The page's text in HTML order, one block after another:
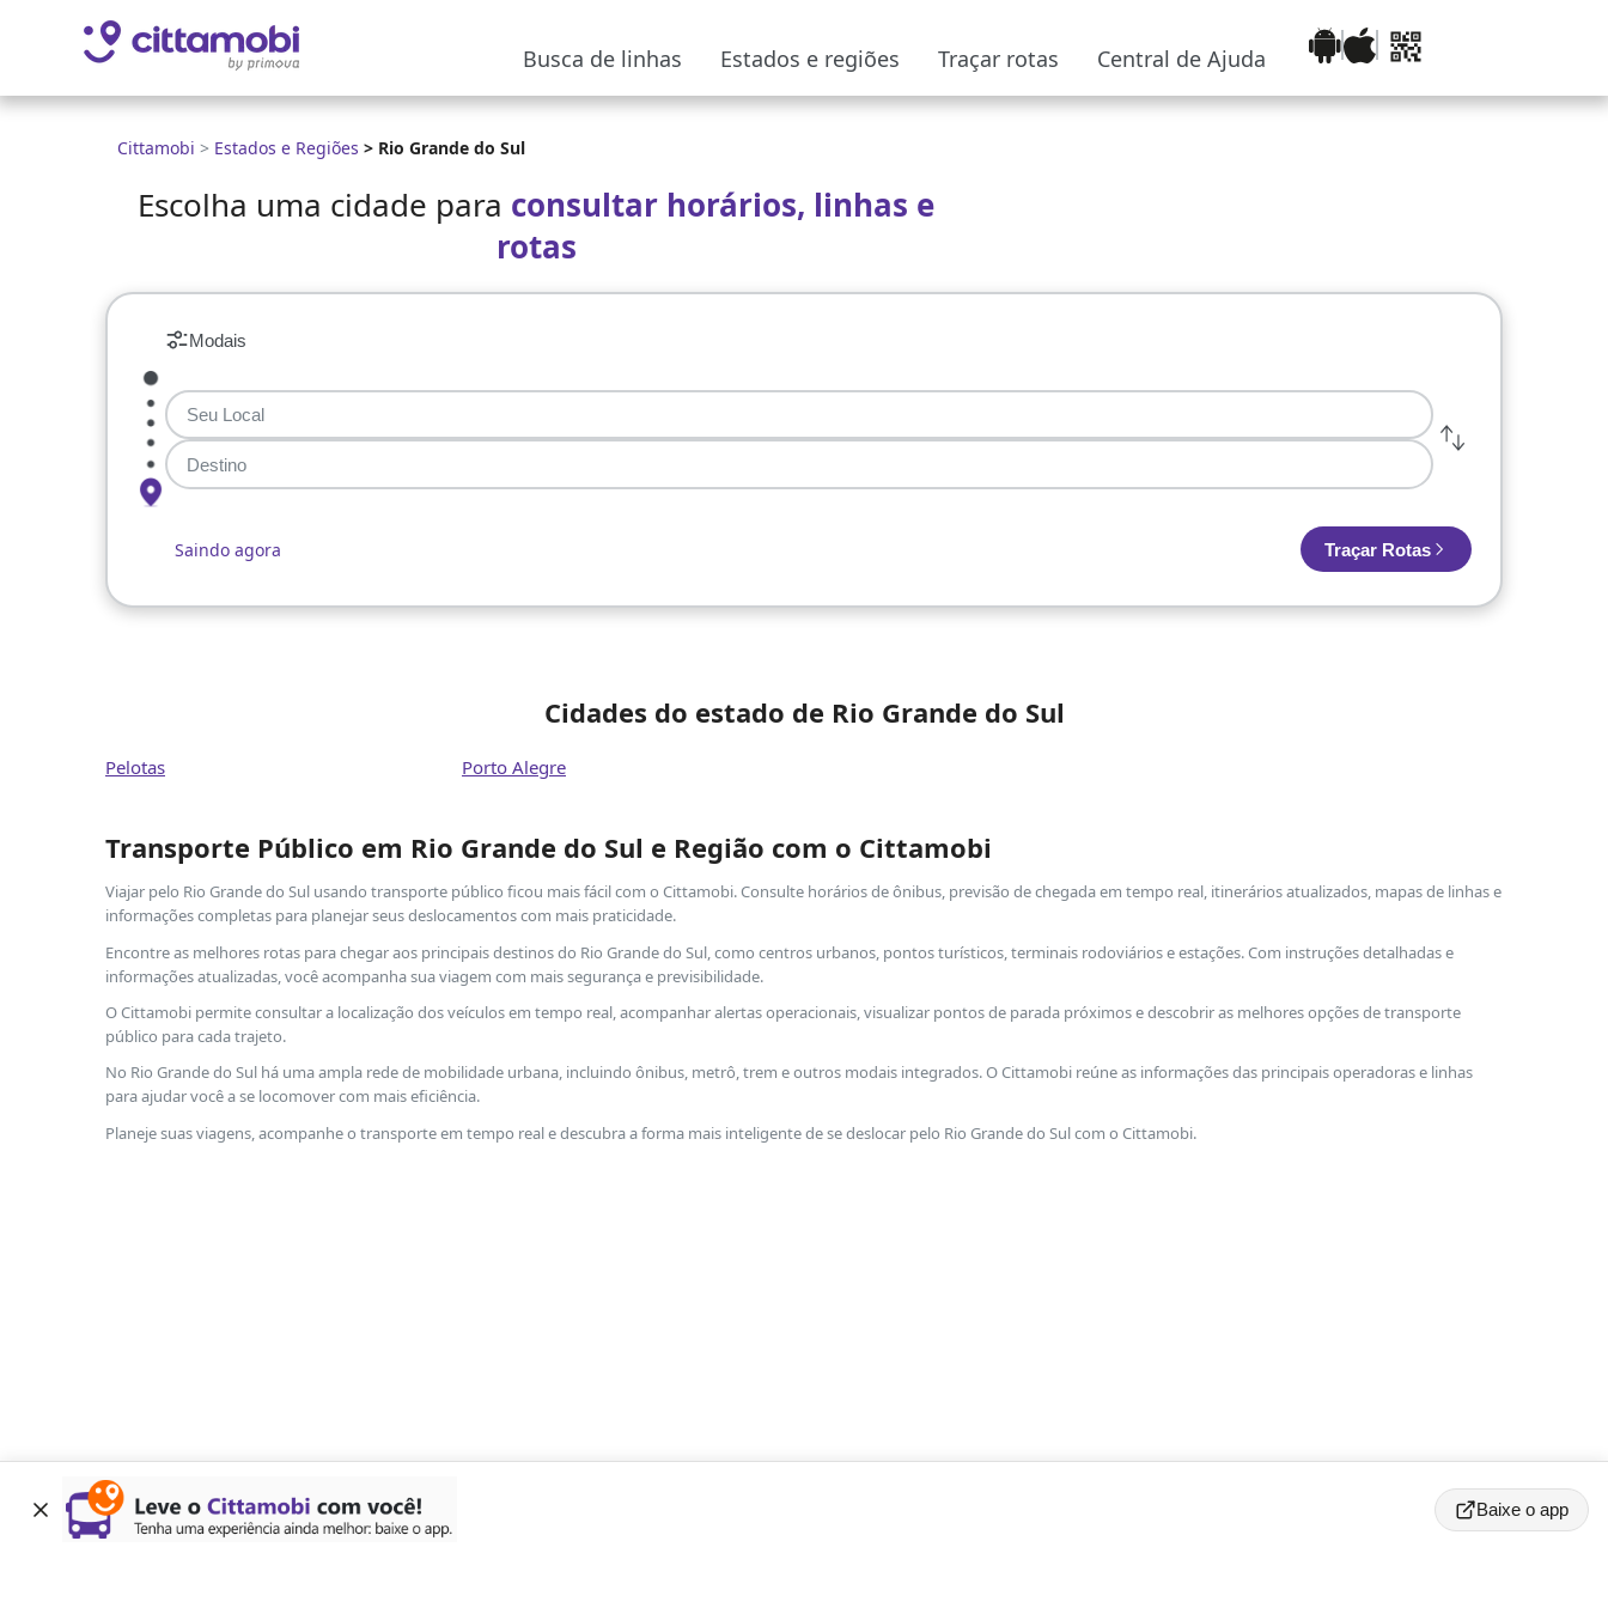
Busca de linhas Estados e regiões Traçar rotas Central de Ajuda
Cittamobi > Estados e Regiões > Rio Grande do Sul
Escolha uma cidade para consultar horários, linhas e
rotas
Modais
Seu Local
Destino
Saindo agora Traçar Rotas
Cidades do estado de Rio Grande do Sul
Pelotas Porto Alegre
Transporte Público em Rio Grande do Sul e Região com o Cittamobi
Viajar pelo Rio Grande do Sul usando transporte público ficou mais fácil com o Cittamobi. Consulte horários de ônibus, previsão de chegada em tempo real, itinerários atualizados, mapas de linhas e
informações completas para planejar seus deslocamentos com mais praticidade.
Encontre as melhores rotas para chegar aos principais destinos do Rio Grande do Sul, como centros urbanos, pontos turísticos, terminais rodoviários e estações. Com instruções detalhadas e
informações atualizadas, você acompanha sua viagem com mais segurança e previsibilidade.
O Cittamobi permite consultar a localização dos veículos em tempo real, acompanhar alertas operacionais, visualizar pontos de parada próximos e descobrir as melhores opções de transporte
público para cada trajeto.
No Rio Grande do Sul há uma ampla rede de mobilidade urbana, incluindo ônibus, metrô, trem e outros modais integrados. O Cittamobi reúne as informações das principais operadoras e linhas
para ajudar você a se locomover com mais eficiência.
Planeje suas viagens, acompanhe o transporte em tempo real e descubra a forma mais inteligente de se deslocar pelo Rio Grande do Sul com o Cittamobi.
Baixe o app